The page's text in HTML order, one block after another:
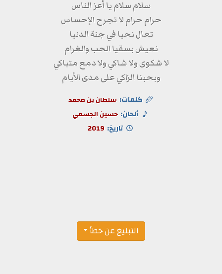
سلام سلام يا أعز الناس
حرام حرام لا تجرح الإحساس
تعال نحيا في جنة الدنيا
نعيش بسقيا الحب والغرام
لا شكوى ولا شاكي ولا دمع متباكي
وبحبنا الزاكي على مدى الأيام
كلمات: سلطان بن محمد
ألحان: حسين الجسمي
تاريخ: 2019
التبليغ عن خطأ